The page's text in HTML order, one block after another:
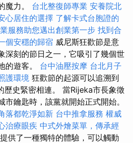
魔力。 台北整復師專業 安養院北
心居住的選擇 了解卡式台胞證的
服務助您邁出創業第一步 找到合
個安穩的歸宿 威尼斯狂歡節是意
深刻的節日之一，它吸引了幾個世
的遊客。 台中油壓按摩 台北月子
護環境 狂歡節的起源可以追溯到
歷史緊密相連。 當Rijeka市長象徵
鑰匙時，該黨就開始正式開始。
落都乾淨如新 台中推拿服務 權威
治療眼疾 中式外燴菜單，傳承經
供了一種獨特的體驗，可以觸動